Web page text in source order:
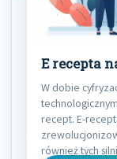
E recepta
W dobie
recept. E-
również tych